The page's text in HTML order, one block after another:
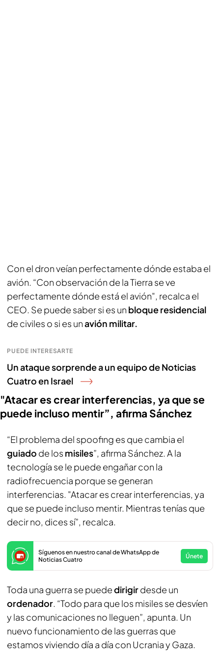
Con el dron veían perfectamente dónde estaba el
avión. “Con observación de la Tierra se ve
perfectamente dónde está el avión", recalca el
CEO. Se puede saber si es un bloque residencial
de civiles o si es unavión militar.
PUEDE INTERESARTE
Un ataque sorprende a un equipo de Noticias
Cuatro en Israel
"Atacar es crear interferencias, ya que se
puede incluso mentir”, afirma Sánchez
“El problema del spoofing es que cambia el
guiado de los misiles”, afirma Sánchez. A la
tecnología se le puede engañar con la
radiofrecuencia porque se generan
interferencias. "Atacar es crear interferencias, ya
que se puede incluso mentir. Mientras tenías que
decir no, dices sí”, recalca.
Síguenos en nuestro canal de WhatsApp de
Noticias Cuatro
Únete
Toda una guerra se puededirigirdesde un
ordenador. “Todo para que los misiles se desvíen
y las comunicaciones no lleguen”, apunta. Un
nuevo funcionamiento de las guerras que
estamos viviendo día a día con Ucrania y Gaza.